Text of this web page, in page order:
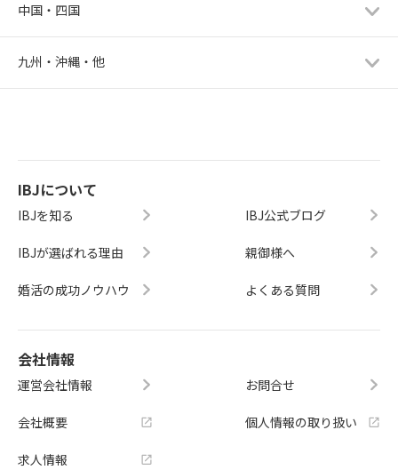
中国・四国
九州・沖縄・他
IBJについて
IBJを知る
IBJが選ばれる理由
婚活の成功ノウハウ
IBJ公式ブログ
親御様へ
よくある質問
会社情報
運営会社情報
会社概要
求人情報
お問合せ
個人情報の取り扱い